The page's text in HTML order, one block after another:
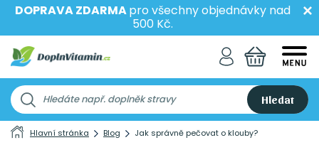
DOPRAVA ZDARMApro všechny objednávky nad
500 Kč.
Hledat
Hlavní stránka Blog Jak správně pečovat o klouby?